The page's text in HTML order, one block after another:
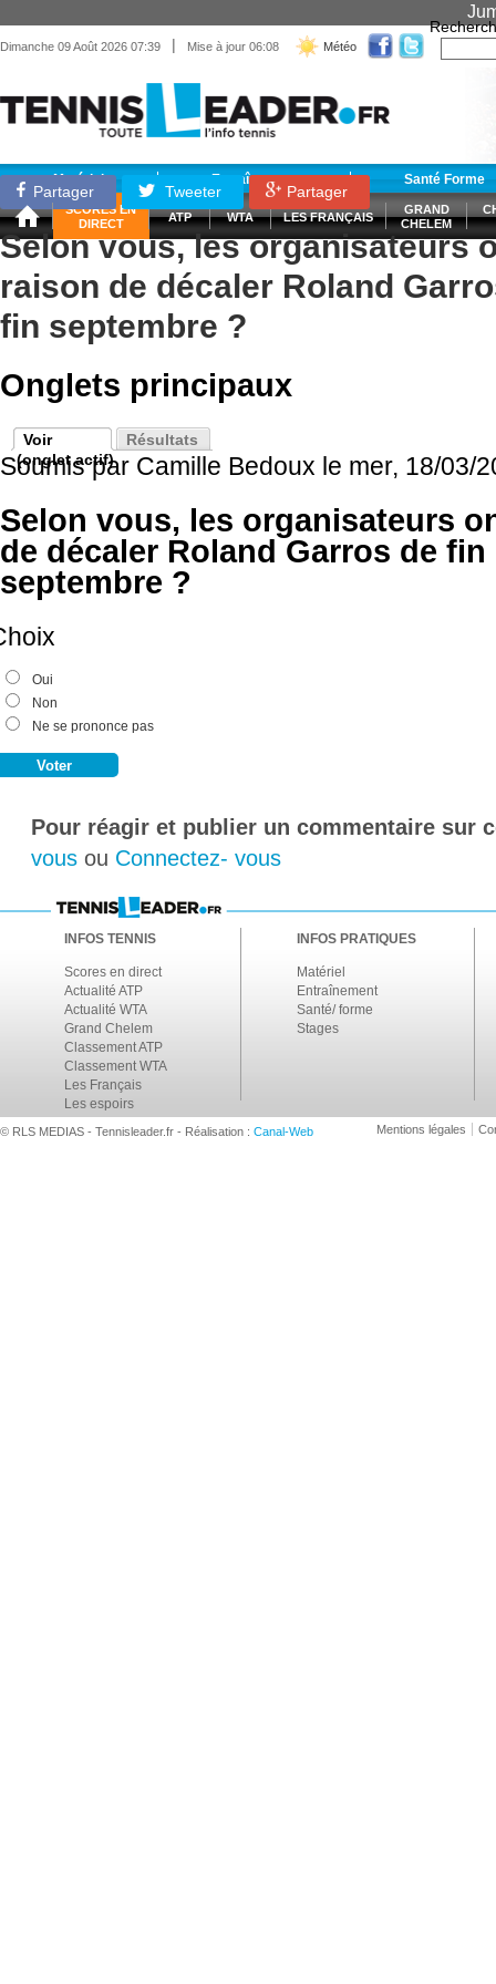
Dimanche 09 Août 2026 07:39 | Mise à jour 06:08 Météo
Matériel Entraînement Santé Forme
SCORES EN
DIRECT
ATP WTA LES FRANÇAIS
GRAND
CHELEM
Partager Tweeter Partager
Selon vous, les organisateurs
raison de décaler Roland
fin septembre ?
Onglets principaux
Voir
(onglet actif)
Résultats
Soumis par Camille Bedoux le mer, 18/03/
Selon vous, les organisateurs
de décaler Roland Garros de
septembre ?
Oui
Non
Ne se prononce pas
Pour réagir et publier un commentaire sur
vous ou Connectez- vous
INFOS TENNIS
Scores en direct
Actualité ATP
Actualité WTA
Grand Chelem
Classement ATP
Classement WTA
Les Français
Les espoirs
INFOS PRATIQUES
Matériel
Entraînement
Santé/ forme
Stages
© RLS MEDIAS - Tennisleader.fr - Réalisation : Canal-Web Mentions légales